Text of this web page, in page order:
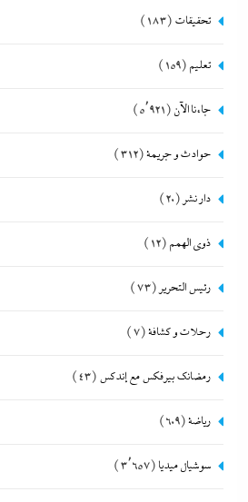
تحقيقات (183)
تعليم (159)
جاءنا الآن (5٬921)
حوادث و جريمة(312)
دار نشر (20)
ذوى الهمم (12)
رئيس التحرير (73)
رحلات و كشافة(7)
رمضانك بيرفكس مع إندكس (43)
رياضة(609)
سوشيال ميديا (3٬657)